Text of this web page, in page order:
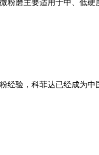
粉磨主要适用于中、低
经验，科菲达已经成为